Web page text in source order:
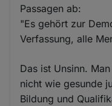
Passagen ab:
"Es gehört zur
Verfassung, alle
Das ist Unsinn.
nicht wie gesunde
Bildung und